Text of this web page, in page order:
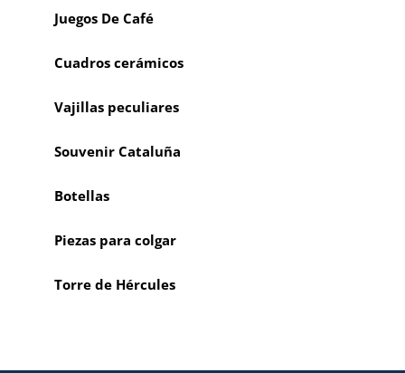
Juegos De Café
Cuadros cerámicos
Vajillas peculiares
Souvenir Cataluña
Botellas
Piezas para colgar
Torre de Hércules